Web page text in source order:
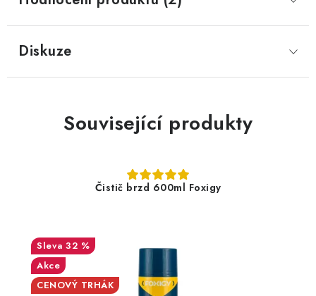
Diskuze
Související produkty
Čistič brzd 600ml Foxigy
32 %
Akce
CENOVÝ TRHÁK